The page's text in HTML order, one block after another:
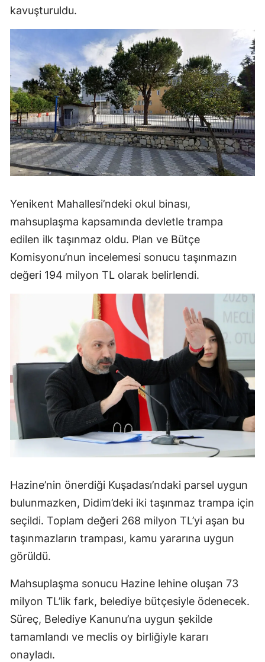
kavuşturuldu.
Yenikent Mahallesi’ndeki okul binası,
mahsuplaşma kapsamında devletle trampa
edilen ilk taşınmaz oldu. Plan ve Bütçe
Komisyonu’nun incelemesi sonucu taşınmazın
değeri 194 milyon TL olarak belirlendi.
Hazine’nin önerdiği Kuşadası’ndaki parsel uygun
bulunmazken, Didim’deki iki taşınmaz trampa için
seçildi. Toplam değeri 268 milyon TL’yi aşan bu
taşınmazların trampası, kamu yararına uygun
görüldü.
Mahsuplaşma sonucu Hazine lehine oluşan 73
milyon TL’lik fark, belediye bütçesiyle ödenecek.
Süreç, Belediye Kanunu’na uygun şekilde
tamamlandı ve meclis oy birliğiyle kararı
onayladı.